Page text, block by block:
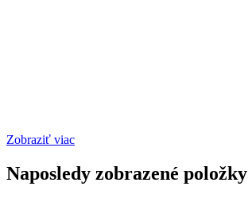
Zobraziť viac
Naposledy zobrazené položky